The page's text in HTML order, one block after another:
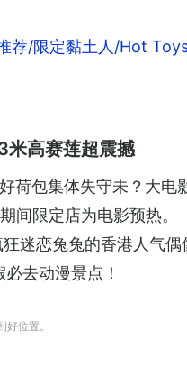
荐/限定黏土人/Hot
米高赛莲超震撼
荷包集体失守未？大电
间限定店为电影预热。
迷恋兔兔的香港人气
去动漫景点！
位置。